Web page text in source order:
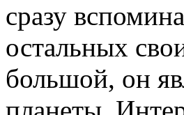
сразу
остальных
большой, он